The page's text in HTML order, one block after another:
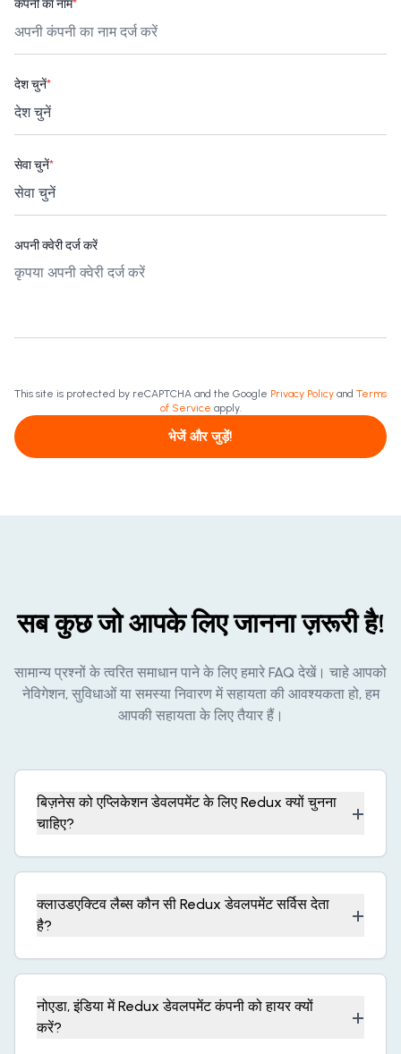
कंपनी का नाम*
देश चुनें*
सेवा चुनें*
अपनी क्वेरी दर्ज करें
This site is protected by reCAPTCHA and the Google Privacy Policy and Terms
of Service apply.
भेजें और जुड़ें!
सब कुछ जो आपके लिए जानना ज़रूरी है!
सामान्य प्रश्नों के त्वरित समाधान पाने के लिए हमारे FAQ देखें। चाहे आपको
नेविगेशन, सुविधाओं या समस्या निवारण में सहायता की आवश्यकता हो, हम
आपकी सहायता के लिए तैयार हैं।
बिज़नेस को एप्लिकेशन डेवलपमेंट के लिए Redux क्यों चुनना
चाहिए?
+
क्लाउडएक्टिव लैब्स कौन सी Redux डेवलपमेंट सर्विस देता
है?
+
नोएडा, इंडिया में Redux डेवलपमेंट कंपनी को हायर क्यों
करें?
+